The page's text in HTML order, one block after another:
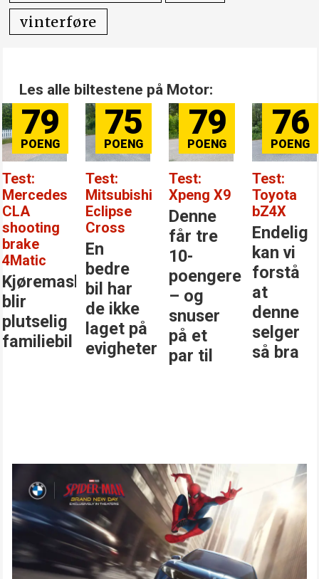
vinterføre
Les alle biltestene på Motor:
79
Test:
Mercedes
CLA
shooting
brake
4Matic
Kjøremaskinen
blir
plutselig
familiebil
75
Test:
Mitsubishi
Eclipse
Cross
En
bedre
bil har
de ikke
laget på
evigheter
79
Test:
Xpeng X9
Denne
får tre
10-
poengere
– og
snuser
på et
par til
76
Test:
Toyota
bZ4X
Endelig
kan vi
forstå
at
denne
selger
så bra